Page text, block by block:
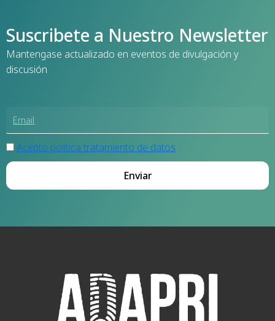
Suscribete a Nuestro Newsletter
Mantengase actualizado en eventos de divulgación y
discusión
Acepto política tratamiento de datos
Enviar